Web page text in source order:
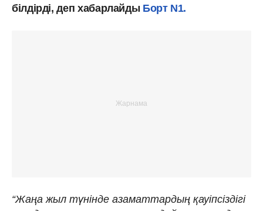
білдірді, деп хабарлайды Борт N1.
“Жаңа жыл түнінде азаматтардың қауіпсіздігі